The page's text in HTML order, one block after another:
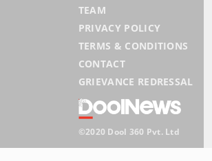
TEAM
PRIVACY POLICY
TERMS & CONDITIONS
CONTACT
GRIEVANCE REDRESSAL
©2020 Dool 360 Pvt. Ltd